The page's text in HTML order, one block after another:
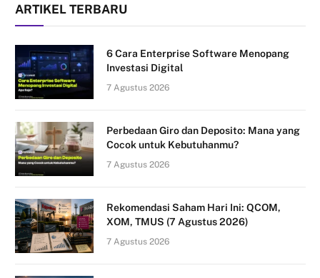
ARTIKEL TERBARU
6 Cara Enterprise Software Menopang
Investasi Digital
7 Agustus 2026
Perbedaan Giro dan Deposito: Mana yang
Cocok untuk Kebutuhanmu?
7 Agustus 2026
Rekomendasi Saham Hari Ini: QCOM,
XOM, TMUS (7 Agustus 2026)
7 Agustus 2026